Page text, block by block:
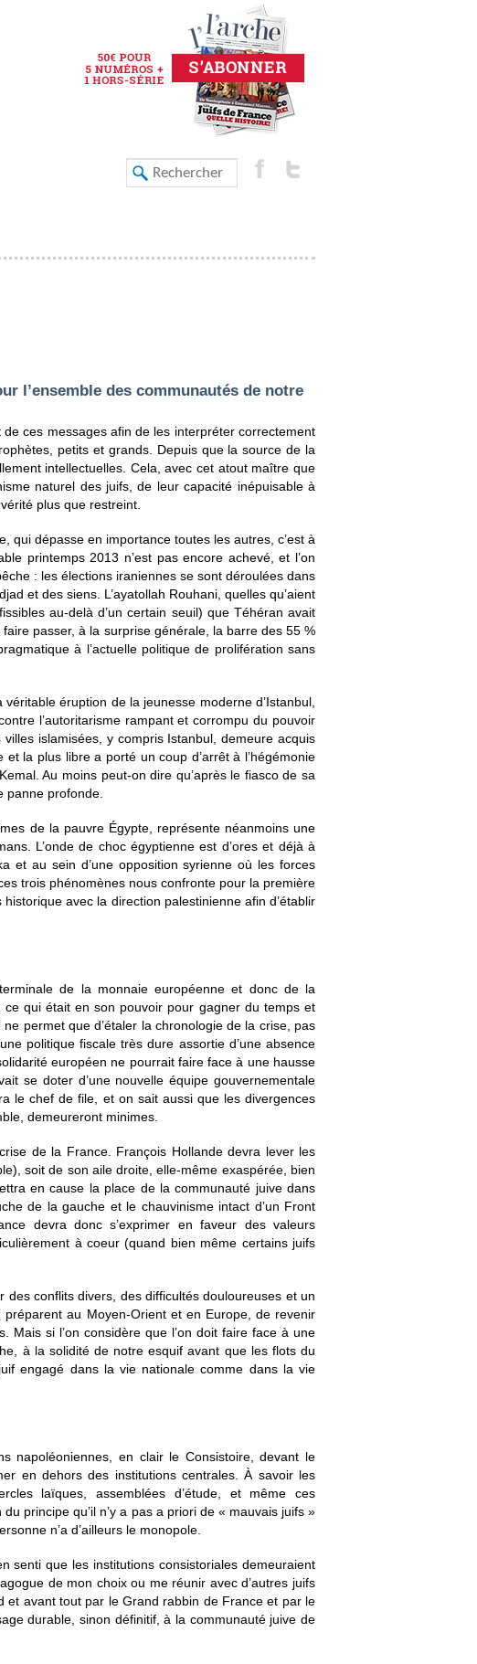
l’ensemble des communautés de notre
ces messages afin de les interpréter correctement
petits et grands. Depuis que la source de la
intellectuelles. Cela, avec cet atout maître que
naturel des juifs, de leur capacité inépuisable à
plus que restreint.
qui dépasse en importance toutes les autres, c’est à
printemps 2013 n’est pas encore achevé, et l’on
: les élections iraniennes se sont déroulées dans
et des siens. L’ayatollah Rouhani, quelles qu’aient
au-delà d’un certain seuil) que Téhéran avait
passer, à la surprise générale, la barre des 55 %
à l’actuelle politique de prolifération sans
éruption de la jeunesse moderne d’Istanbul,
l’autoritarisme rampant et corrompu du pouvoir
islamisées, y compris Istanbul, demeure acquis
la plus libre a porté un coup d’arrêt à l’hégémonie
Au moins peut-on dire qu’après le fiasco de sa
panne profonde.
de la pauvre Égypte, représente néanmoins une
L’onde de choc égyptienne est d’ores et déjà à
et au sein d’une opposition syrienne où les forces
trois phénomènes nous confronte pour la première
avec la direction palestinienne afin d’établir
de la monnaie européenne et donc de la
qui était en son pouvoir pour gagner du temps et
permet que d’étaler la chronologie de la crise, pas
politique fiscale très dure assortie d’une absence
européen ne pourrait faire face à une hausse
se doter d’une nouvelle équipe gouvernementale
le chef de file, et on sait aussi que les divergences
demeureront minimes.
de la France. François Hollande devra lever les
soit de son aile droite, elle-même exaspérée, bien
en cause la place de la communauté juive dans
de la gauche et le chauvinisme intact d’un Front
devra donc s’exprimer en faveur des valeurs
à coeur (quand bien même certains juifs
des conflits divers, des difficultés douloureuses et un
au Moyen-Orient et en Europe, de revenir
si l’on considère que l’on doit faire face à une
à la solidité de notre esquif avant que les flots du
engagé dans la vie nationale comme dans la vie
napoléoniennes, en clair le Consistoire, devant le
en dehors des institutions centrales. À savoir les
laïques, assemblées d’étude, et même ces
principe qu’il n’y a pas a priori de « mauvais juifs »
n’a d’ailleurs le monopole.
senti que les institutions consistoriales demeuraient
de mon choix ou me réunir avec d’autres juifs
et avant tout par le Grand rabbin de France et par le
durable, sinon définitif, à la communauté juive de